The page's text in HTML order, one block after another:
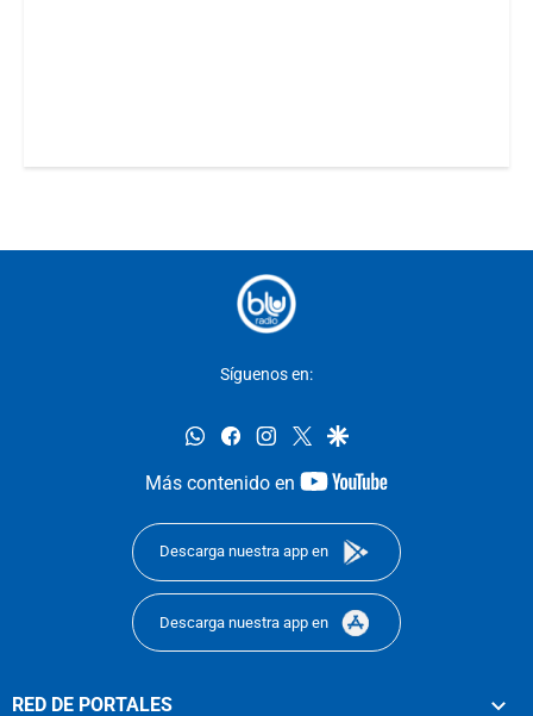
Síguenos en:
whatsappfacebookinstagram
twittergoogle
Más contenido en
youtube-
Descarga nuestra app en
Descarga nuestra app en
RED DE PORTALES